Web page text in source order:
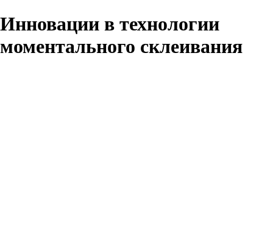
Инновации в технологии
моментального склеивания